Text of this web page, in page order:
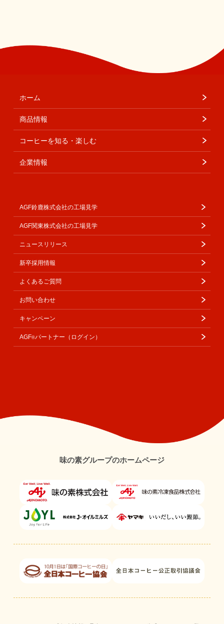
ホーム
商品情報
コーヒーを知る・楽しむ
企業情報
AGF鈴鹿株式会社の工場見学
AGF関東株式会社の工場見学
ニュースリリース
新卒採用情報
よくあるご質問
お問い合わせ
キャンペーン
AGF®パートナー（ログイン）
味の素グループのホームページ